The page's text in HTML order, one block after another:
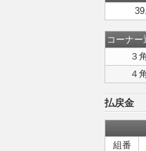
コーナー
３角
４角
払戻金
組番